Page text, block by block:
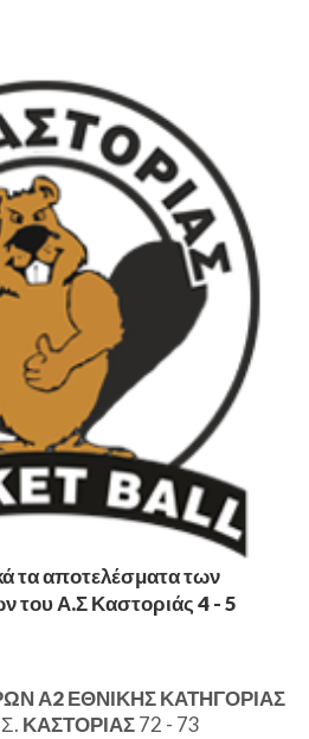
τα αποτελέσματα των
του Α.Σ Καστοριάς 4 - 5
Α2 ΕΘΝΙΚΗΣ ΚΑΤΗΓΟΡΙΑΣ
ΚΑΣΤΟΡΙΑΣ72 - 73